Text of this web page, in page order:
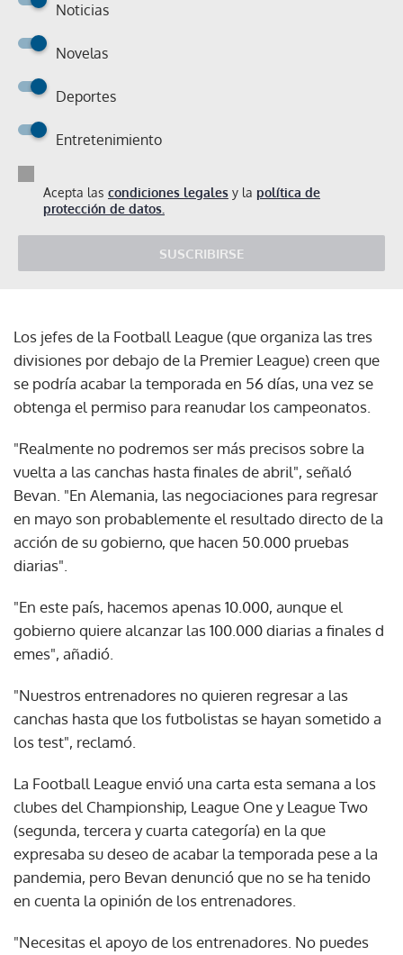
Noticias
Novelas
Deportes
Entretenimiento
Acepta las condiciones legales y la política de
protección de datos.
SUSCRIBIRSE
Los jefes de la Football League (que organiza las tres
divisiones por debajo de la Premier League) creen que
se podría acabar la temporada en 56 días, una vez se
obtenga el permiso para reanudar los campeonatos.
"Realmente no podremos ser más precisos sobre la
vuelta a las canchas hasta finales de abril", señaló
Bevan. "En Alemania, las negociaciones para regresar
en mayo son probablemente el resultado directo de la
acción de su gobierno, que hacen 50.000 pruebas
diarias".
"En este país, hacemos apenas 10.000, aunque el
gobierno quiere alcanzar las 100.000 diarias a finales d
emes", añadió.
"Nuestros entrenadores no quieren regresar a las
canchas hasta que los futbolistas se hayan sometido a
los test", reclamó.
La Football League envió una carta esta semana a los
clubes del Championship, League One y League Two
(segunda, tercera y cuarta categoría) en la que
expresaba su deseo de acabar la temporada pese a la
pandemia, pero Bevan denunció que no se ha tenido
en cuenta la opinión de los entrenadores.
"Necesitas el apoyo de los entrenadores. No puedes